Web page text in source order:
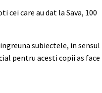
cei care au dat la Sava, 100
subiectele, in sensul
pentru acesti copii as face